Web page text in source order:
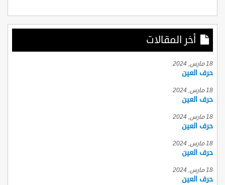
أخر المقالات
18 مارس, 2024
حرف العين
18 مارس, 2024
حرف العين
18 مارس, 2024
حرف العين
18 مارس, 2024
حرف العين
18 مارس, 2024
حرف العين